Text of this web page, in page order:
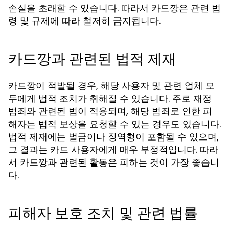
손실을 초래할 수 있습니다. 따라서 카드깡은 관련 법
령 및 규제에 따라 철저히 금지됩니다.
카드깡과 관련된 법적 제재
카드깡이 적발될 경우, 해당 사용자 및 관련 업체 모
두에게 법적 조치가 취해질 수 있습니다. 주로 재정
범죄와 관련된 법이 적용되며, 해당 범죄로 인한 피
해자는 법적 보상을 요청할 수 있는 경우도 있습니다.
법적 제재에는 벌금이나 징역형이 포함될 수 있으며,
그 결과는 카드 사용자에게 매우 부정적입니다. 따라
서 카드깡과 관련된 활동은 피하는 것이 가장 좋습니
다.
피해자 보호 조치 및 관련 법률